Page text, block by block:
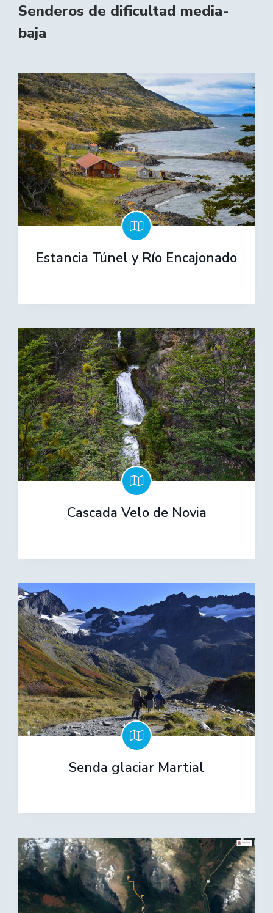
Senderos de dificultad media-
baja
Estancia Túnel y Río Encajonado
Cascada Velo de Novia
Senda glaciar Martial